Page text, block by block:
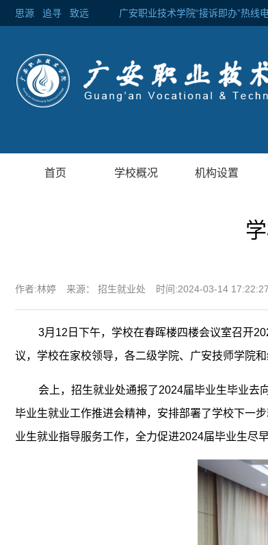
思源 追寻 致远 广安职业技术学院“接诉即办”热线电
首页 学校概况 机构设置
作者:林婷 来源： 招生就业处 时间:2024-03-14 17:22:27
3月12日下午，学校在春晖楼四楼会议室召开
议，学校在家校领导，各二级学院、广安技师学院
会上，招生就业处通报了2024届毕业生毕业去
毕业生就业工作推进会精神，安排部署了学校下一
业生就业指导服务工作，全力促进2024届毕业生尽